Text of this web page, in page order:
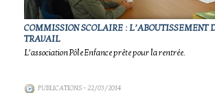
COMMISSION SCOLAIRE : L’ABOUTISSEMENT
TRAVAIL
L’association Pôle Enfance prête pour la rentrée.
PUBLICATIONS- 22/03/2014